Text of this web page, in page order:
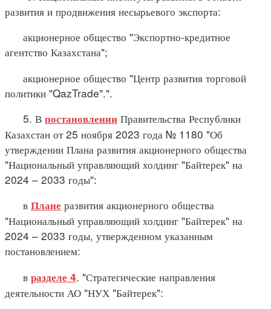
развития и продвижения несырьевого экспорта:
акционерное общество "Экспортно-кредитное
агентство Казахстана";
акционерное общество "Центр развития торговой
политики "QazTrade".".
5. В постановлении Правительства Республики
Казахстан от 25 ноября 2023 года № 1180 "Об
утверждении Плана развития акционерного общества
"Национальный управляющий холдинг "Байтерек" на
2024 – 2033 годы":
в Плане развития акционерного общества
"Национальный управляющий холдинг "Байтерек" на
2024 – 2033 годы, утвержденном указанным
постановлением:
в разделе 4. "Стратегические направления
деятельности АО "НУХ "Байтерек":